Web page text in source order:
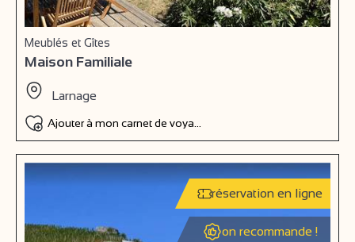
Meublés et Gîtes
Maison Familiale
Larnage
Ajouter à mon carnet de voyage
réservation en ligne
on recommande !